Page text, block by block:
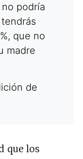
podría
que no
madre
de
que los